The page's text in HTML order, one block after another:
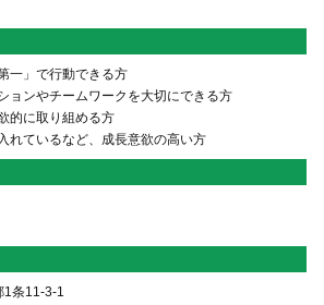
一」で行動できる方
ョンやチームワークを大切にできる方
的に取り組める方
れているなど、成長意欲の高い方
1条11-3-1